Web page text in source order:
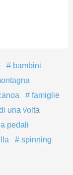
bambini
famiglie
una volta
pedali
spinning